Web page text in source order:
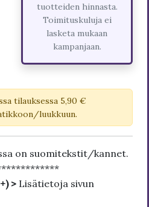
tuotteiden hinnasta.
Toimituskuluja ei
lasketa mukaan
kampanjaan.
tilauksessa 5,90 €
luukkuun.
on suomitekstit/kannet.
> Lisätietoja sivun